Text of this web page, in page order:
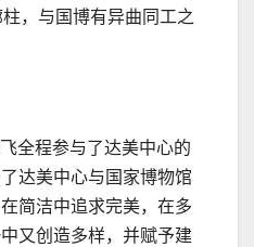
，与国博有异曲同工之
全程参与了达美中心的
达美中心与国家博物馆
简洁中追求完美，在多
又创造多样，并赋予建